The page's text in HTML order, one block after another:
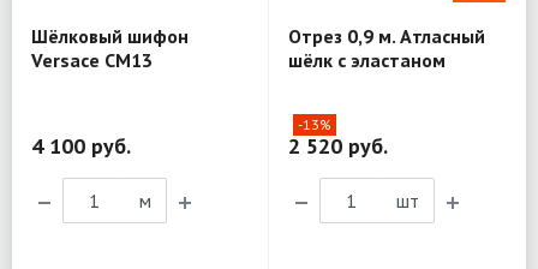
Шёлковый шифон
Versace CM13
4 100 руб.
м
Отрез 0,9 м. Атласный
шёлк с эластаном
-13%
2 520 руб.
шт